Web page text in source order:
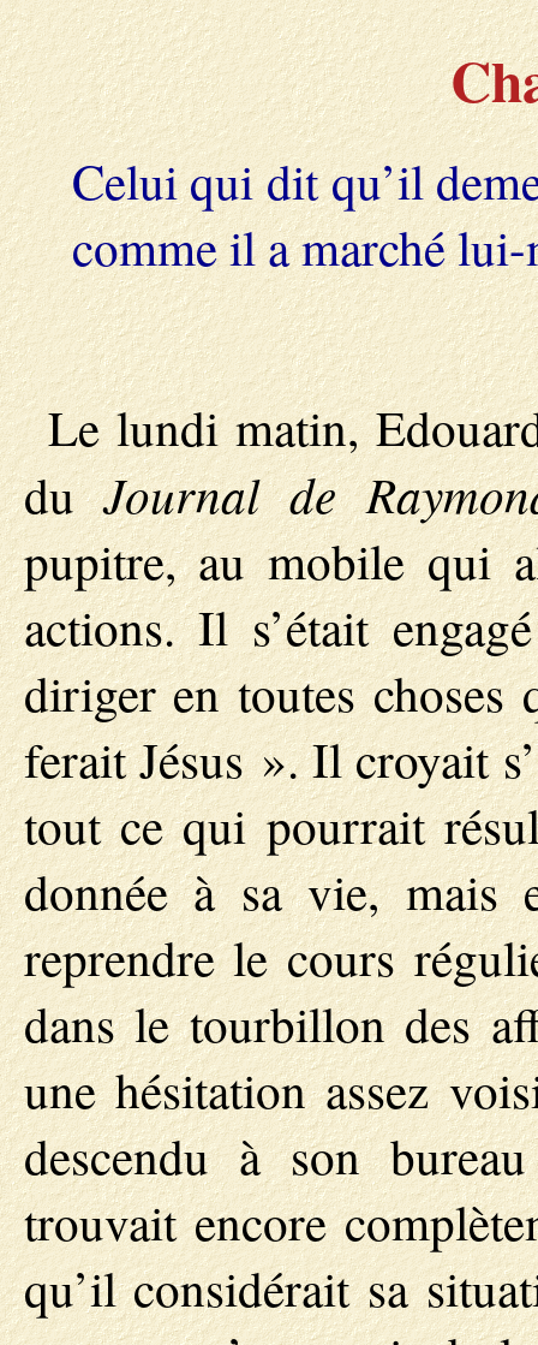
Celui qui dit qu’il
comme il a marché lui-
Le lundi matin,
duJournal de
pupitre, au mobile qui
actions. Il s’était
diriger en toutes
ferait Jésus ». Il croyait
tout ce qui pourrait
donnée à sa vie, mais
reprendre le cours
dans le tourbillon des
une hésitation assez
descendu à son
trouvait encore
qu’il considérait sa